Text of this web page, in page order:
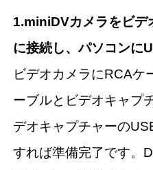
1.miniDVカメラをビデ
に接続し、パソコンに
ビデオカメラにRCAケ
ーブルとビデオキャプ
デオキャプチャーの
すれば準備完了です。